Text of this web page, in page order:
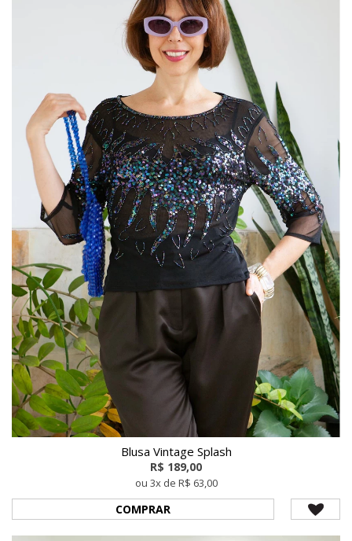
Blusa Vintage Splash
R$ 189,00
ou 3x de R$ 63,00
COMPRAR